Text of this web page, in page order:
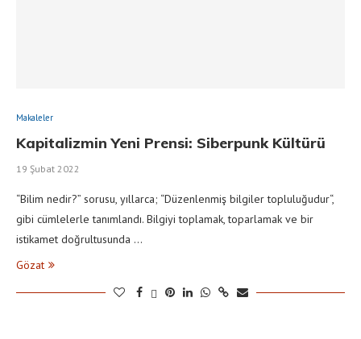
Makaleler
Kapitalizmin Yeni Prensi: Siberpunk Kültürü
19 Şubat 2022
“Bilim nedir?” sorusu, yıllarca; “Düzenlenmiş bilgiler topluluğudur“,
gibi cümlelerle tanımlandı. Bilgiyi toplamak, toparlamak ve bir
istikamet doğrultusunda …
Gözat